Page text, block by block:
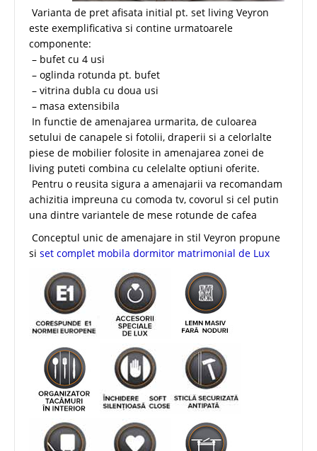
Varianta de pret afisata initial pt. set living Veyron
este exemplificativa si contine urmatoarele
componente:
– bufet cu 4 usi
– oglinda rotunda pt. bufet
– vitrina dubla cu doua usi
– masa extensibila
In functie de amenajarea urmarita, de culoarea
setului de canapele si fotolii, draperii si a celorlalte
piese de mobilier folosite in amenajarea zonei de
living puteti combina cu celelalte optiuni oferite.
Pentru o reusita sigura a amenajarii va recomandam
achizitia impreuna cu comoda tv, covorul si cel putin
una dintre variantele de mese rotunde de cafea
Conceptul unic de amenajare in stil Veyron propune
si set complet mobila dormitor matrimonial de Lux